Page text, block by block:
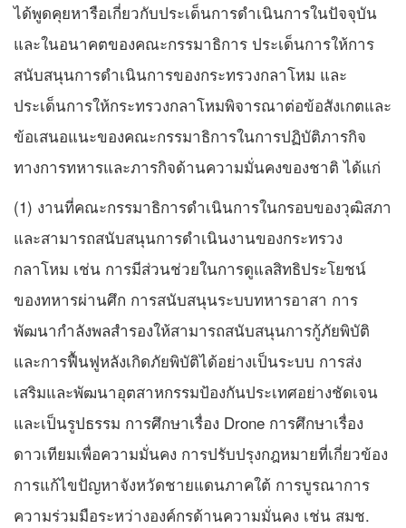
ได้พูดคุยหารือเกี่ยวกับประเด็นการดำเนินการในปัจจุบัน
และในอนาคตของคณะกรรมาธิการ ประเด็นการให้การ
สนับสนุนการดำเนินการของกระทรวงกลาโหม และ
ประเด็นการให้กระทรวงกลาโหมพิจารณาต่อข้อสังเกตและ
ข้อเสนอแนะของคณะกรรมาธิการในการปฏิบัติภารกิจ
ทางการทหารและภารกิจด้านความมั่นคงของชาติ ได้แก่
(1) งานที่คณะกรรมาธิการดำเนินการในกรอบของวุฒิสภา
และสามารถสนับสนุนการดำเนินงานของกระทรวง
กลาโหม เช่น การมีส่วนช่วยในการดูแลสิทธิประโยชน์
ของทหารผ่านศึก การสนับสนุนระบบทหารอาสา การ
พัฒนากำลังพลสำรองให้สามารถสนับสนุนการกู้ภัยพิบัติ
และการฟื้นฟูหลังเกิดภัยพิบัติได้อย่างเป็นระบบ การส่ง
เสริมและพัฒนาอุตสาหกรรมป้องกันประเทศอย่างชัดเจน
และเป็นรูปธรรม การศึกษาเรื่อง Drone การศึกษาเรื่อง
ดาวเทียมเพื่อความมั่นคง การปรับปรุงกฎหมายที่เกี่ยวข้อง
การแก้ไขปัญหาจังหวัดชายแดนภาคใต้ การบูรณาการ
ความร่วมมือระหว่างองค์กรด้านความมั่นคง เช่น สมช.